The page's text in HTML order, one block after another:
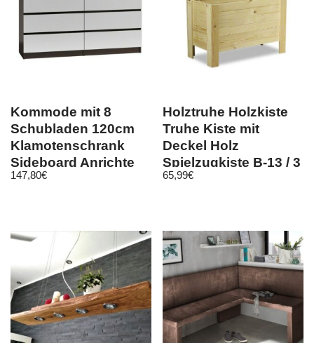
Kommode mit 8
Schubladen 120cm
Klamotenschrank
Sideboard Anrichte
holz wenge wei
147,80€
Holztruhe Holzkiste
Truhe Kiste mit
Deckel Holz
Spielzugkiste B-13 / 3
Farben*
65,99€